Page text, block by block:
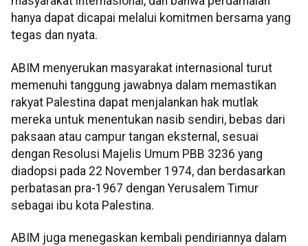
hanya dapat dicapai melalui komitmen bersama yang
tegas dan nyata.
ABIM menyerukan masyarakat internasional turut
memenuhi tanggung jawabnya dalam memastikan
rakyat Palestina dapat menjalankan hak mutlak
mereka untuk menentukan nasib sendiri, bebas dari
paksaan atau campur tangan eksternal, sesuai
dengan Resolusi Majelis Umum PBB 3236 yang
diadopsi pada 22 November 1974, dan berdasarkan
perbatasan pra-1967 dengan Yerusalem Timur
sebagai ibu kota Palestina.
ABIM juga menegaskan kembali pendiriannya dalam